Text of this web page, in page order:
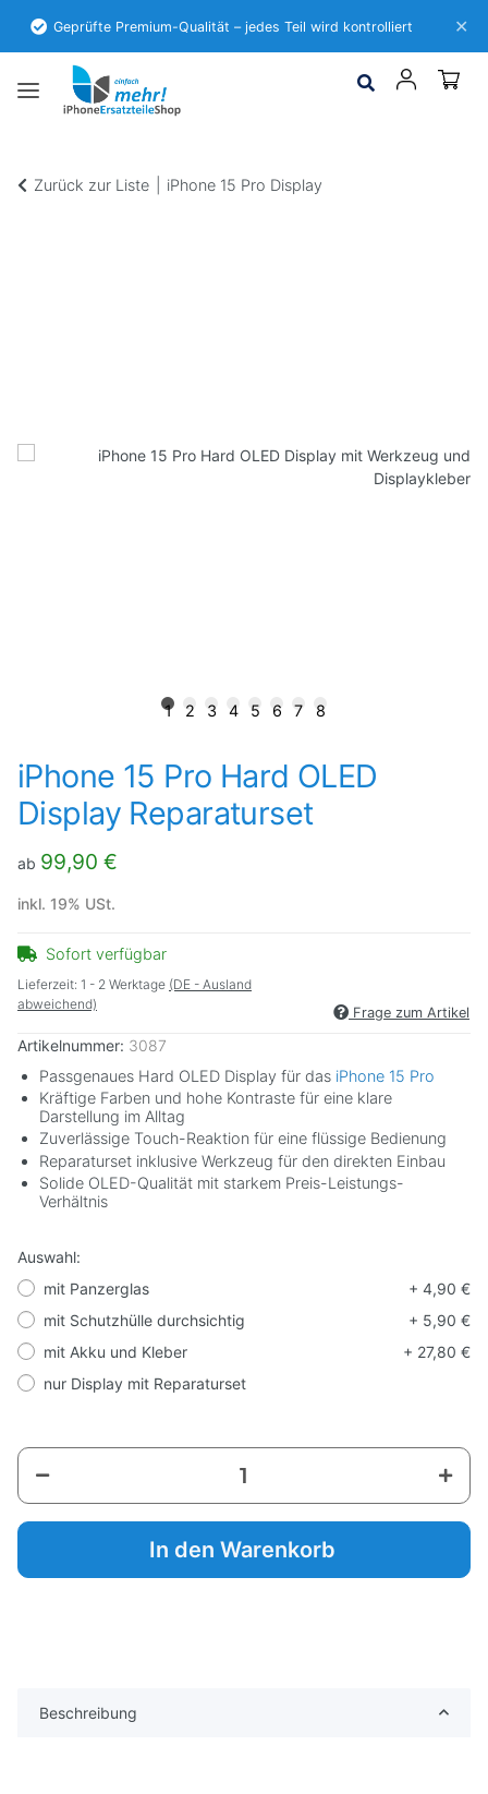
Geprüfte Premium-Qualität – jedes Teil wird kontrolliert ✕
Zurück zur Liste iPhone 15 Pro Display
1 2 3 4 5 6 7 8
iPhone 15 Pro Hard OLED
Display Reparaturset
ab 99,90 €
inkl. 19% USt.
Sofort verfügbar
Lieferzeit: 1 - 2 Werktage (DE - Ausland
abweichend)
Frage zum Artikel
Artikelnummer: 3087
Passgenaues Hard OLED Display für das iPhone 15 Pro
Kräftige Farben und hohe Kontraste für eine klare
Darstellung im Alltag
Zuverlässige Touch-Reaktion für eine flüssige Bedienung
Reparaturset inklusive Werkzeug für den direkten Einbau
Solide OLED-Qualität mit starkem Preis-Leistungs-
Verhältnis
Auswahl:
mit Panzerglas
+ 4,90 €
mit Schutzhülle durchsichtig
+ 5,90 €
mit Akku und Kleber
+ 27,80 €
nur Display mit Reparaturset
In den Warenkorb
Beschreibung